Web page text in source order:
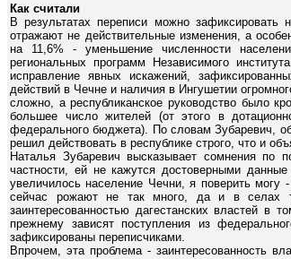
Как считали
В результатах переписи можно
отражают не действительные изменения, а
на 11,6% - уменьшение численности
региональных программ Независимого
исправление явных искажений,
действий в Чечне и наличия в Ингушетии
сложно, а республиканское руководство было
большее число жителей (от этого в
федерального бюджета). По словам Зубаревич,
решил действовать в республике строго, что и
Наталья Зубаревич высказывает сомнения
частности, ей не кажутся достоверными
увеличилось население Чечни, я поверить могу
сейчас рожают не так много, да и в селах
заинтересованностью дагестанских властей
прежнему зависят поступления из
зафиксированы переписчиками.
Впрочем, эта проблема - заинтересованность